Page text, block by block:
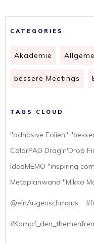
CATEGORIES
Akademie
bessere Meetings
TAGS CLOUD
"adhäsive Folien"
ColorPAD Drag'n'Drop
IdeaMEMO "inspiring
Metaplanwand "Mikko
@einAugenschmaus